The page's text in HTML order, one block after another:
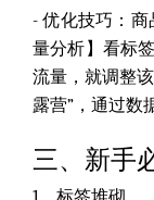
- 优化技巧： 商
量分析】看标
流量，就调整
露营”，通过数
三、新手